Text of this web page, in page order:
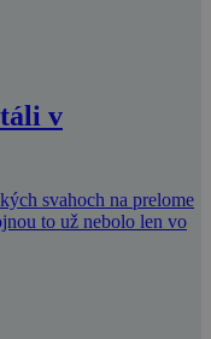
v
svahoch na prelome
to už nebolo len vo